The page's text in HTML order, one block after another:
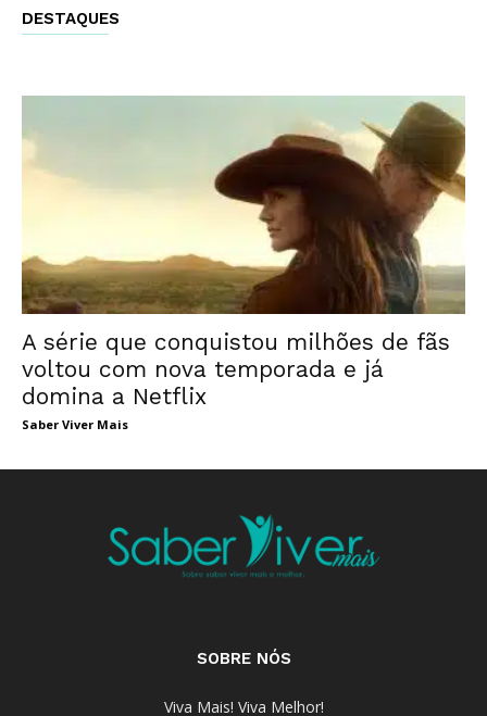
DESTAQUES
A série que conquistou milhões de fãs
voltou com nova temporada e já
domina a Netflix
Saber Viver Mais
SOBRE NÓS
Viva Mais! Viva Melhor!